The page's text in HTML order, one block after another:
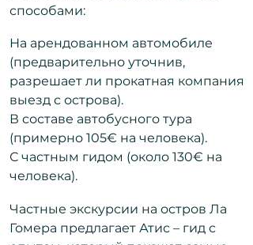
способами:
На арендованном автомобиле
(предварительно уточнив,
разрешает ли прокатная компания
выезд с острова).
В составе автобусного тура
(примерно 105€ на человека).
С частным гидом (около 130€ на
человека).
Частные экскурсии на остров Ла
Гомера предлагает Атис – гид с